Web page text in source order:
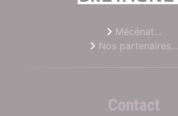
Mécénat...
Nos partenaires...
Contact